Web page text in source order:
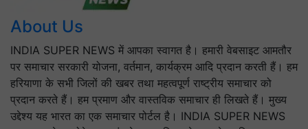
About Us
INDIA SUPER NEWS में आपका स्वागत है। हमारी वेबसाइट आमतौर
पर समाचार सरकारी योजना, वर्तमान, कार्यक्रम आदि प्रदान करती हैं। हम
हरियाणा के सभी जिलों की खबर तथा महत्वपूर्ण राष्ट्रीय समाचार को
प्रदान करते हैं। हम प्रमाण और वास्तविक समाचार ही लिखते हैं। मुख्य
उद्देश्य यह भारत का एक समाचार पोर्टल है। INDIA SUPER NEWS